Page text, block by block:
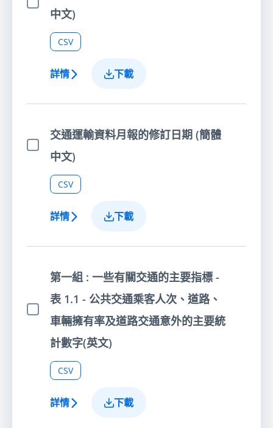
選擇項目
中文)
CSV
詳情 下載
選擇項目
交通運輸資料月報的修訂日期 (簡體
中文)
CSV
詳情 下載
選擇項目
第一組 : 一些有關交通的主要指標 -
表 1.1 - 公共交通乘客人次、道路、
車輛擁有率及道路交通意外的主要統
計數字(英文)
CSV
詳情 下載